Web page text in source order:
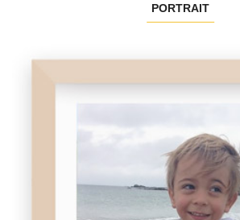
PORTRAIT